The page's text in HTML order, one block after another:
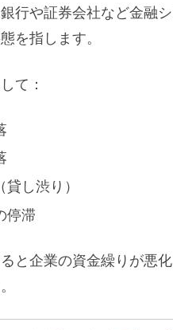
行や証券会社など金融
を指します。
て：
し渋り）
停滞
と企業の資金繰りが悪